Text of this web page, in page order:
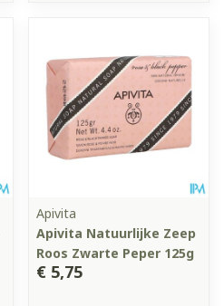
Apivita
Apivita Natuurlijke Zeep
Roos Zwarte Peper 125g
€ 5,75